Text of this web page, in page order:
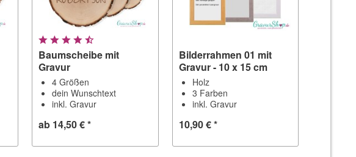
Baumscheibe mit
Gravur
4 Größen
dein Wunschtext
inkl. Gravur
ab 14,50 € *
Bilderrahmen 01 mit
Gravur - 10 x 15 cm
Holz
3 Farben
inkl. Gravur
10,90 € *